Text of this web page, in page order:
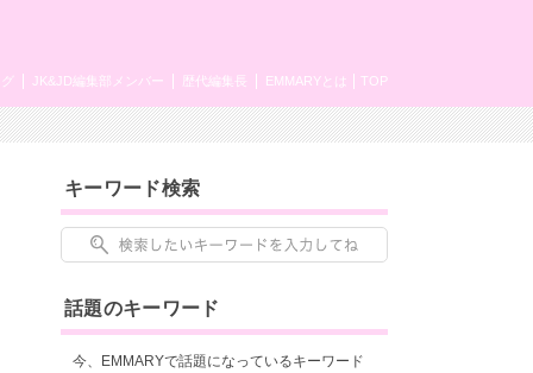
TOP
EMMARYとは
歴代編集長
JK&JD編集部メンバー
キーワード検索
話題のキーワード
今、EMMARYで話題になっているキーワード